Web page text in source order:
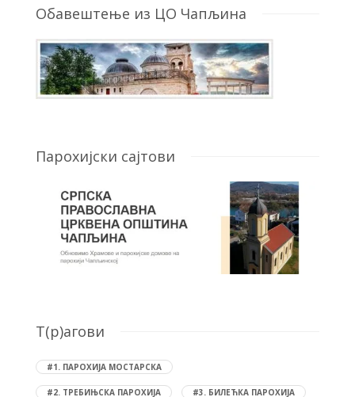
Обавештење из ЦО Чапљина
Парохијски сајтови
T(р)агови
#1. ПАРОХИЈА МОСТАРСКА
#2. ТРЕБИЊСКА ПАРОХИЈА #3. БИЛЕЋКА ПАРОХИЈА